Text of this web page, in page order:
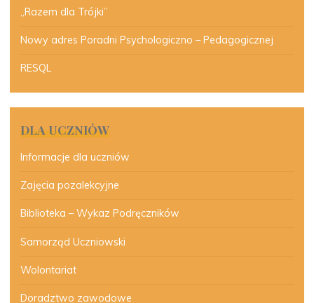
„Razem dla Trójki”
Nowy adres Poradni Psychologiczno – Pedagogicznej
RESQL
DLA UCZNIÓW
Informacje dla uczniów
Zajęcia pozalekcyjne
Biblioteka – Wykaz Podręczników
Samorząd Uczniowski
Wolontariat
Doradztwo zawodowe